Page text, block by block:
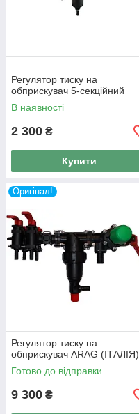
Регулятор тиску на
обприскувач 5-секційний
В наявності
2 300 ₴
Купити
Оригінал!
Регулятор тиску на
обприскувач ARAG (ІТАЛІЯ)
Готово до відправки
9 300 ₴